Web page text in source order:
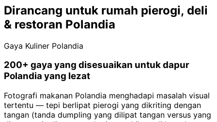
Dirancang untuk rumah pierogi, deli
& restoran Polandia
Gaya Kuliner Polandia
200+ gaya yang disesuaikan untuk dapur
Polandia yang lezat
Fotografi makanan Polandia menghadapi masalah visual
tertentu — tepi berlipat pierogi yang dikriting dengan
tangan (tanda dumpling yang dilipat tangan versus yang